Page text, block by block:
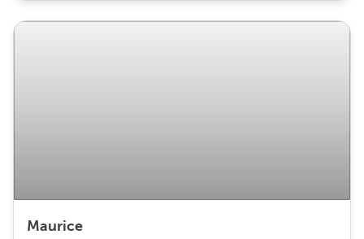
Maurice